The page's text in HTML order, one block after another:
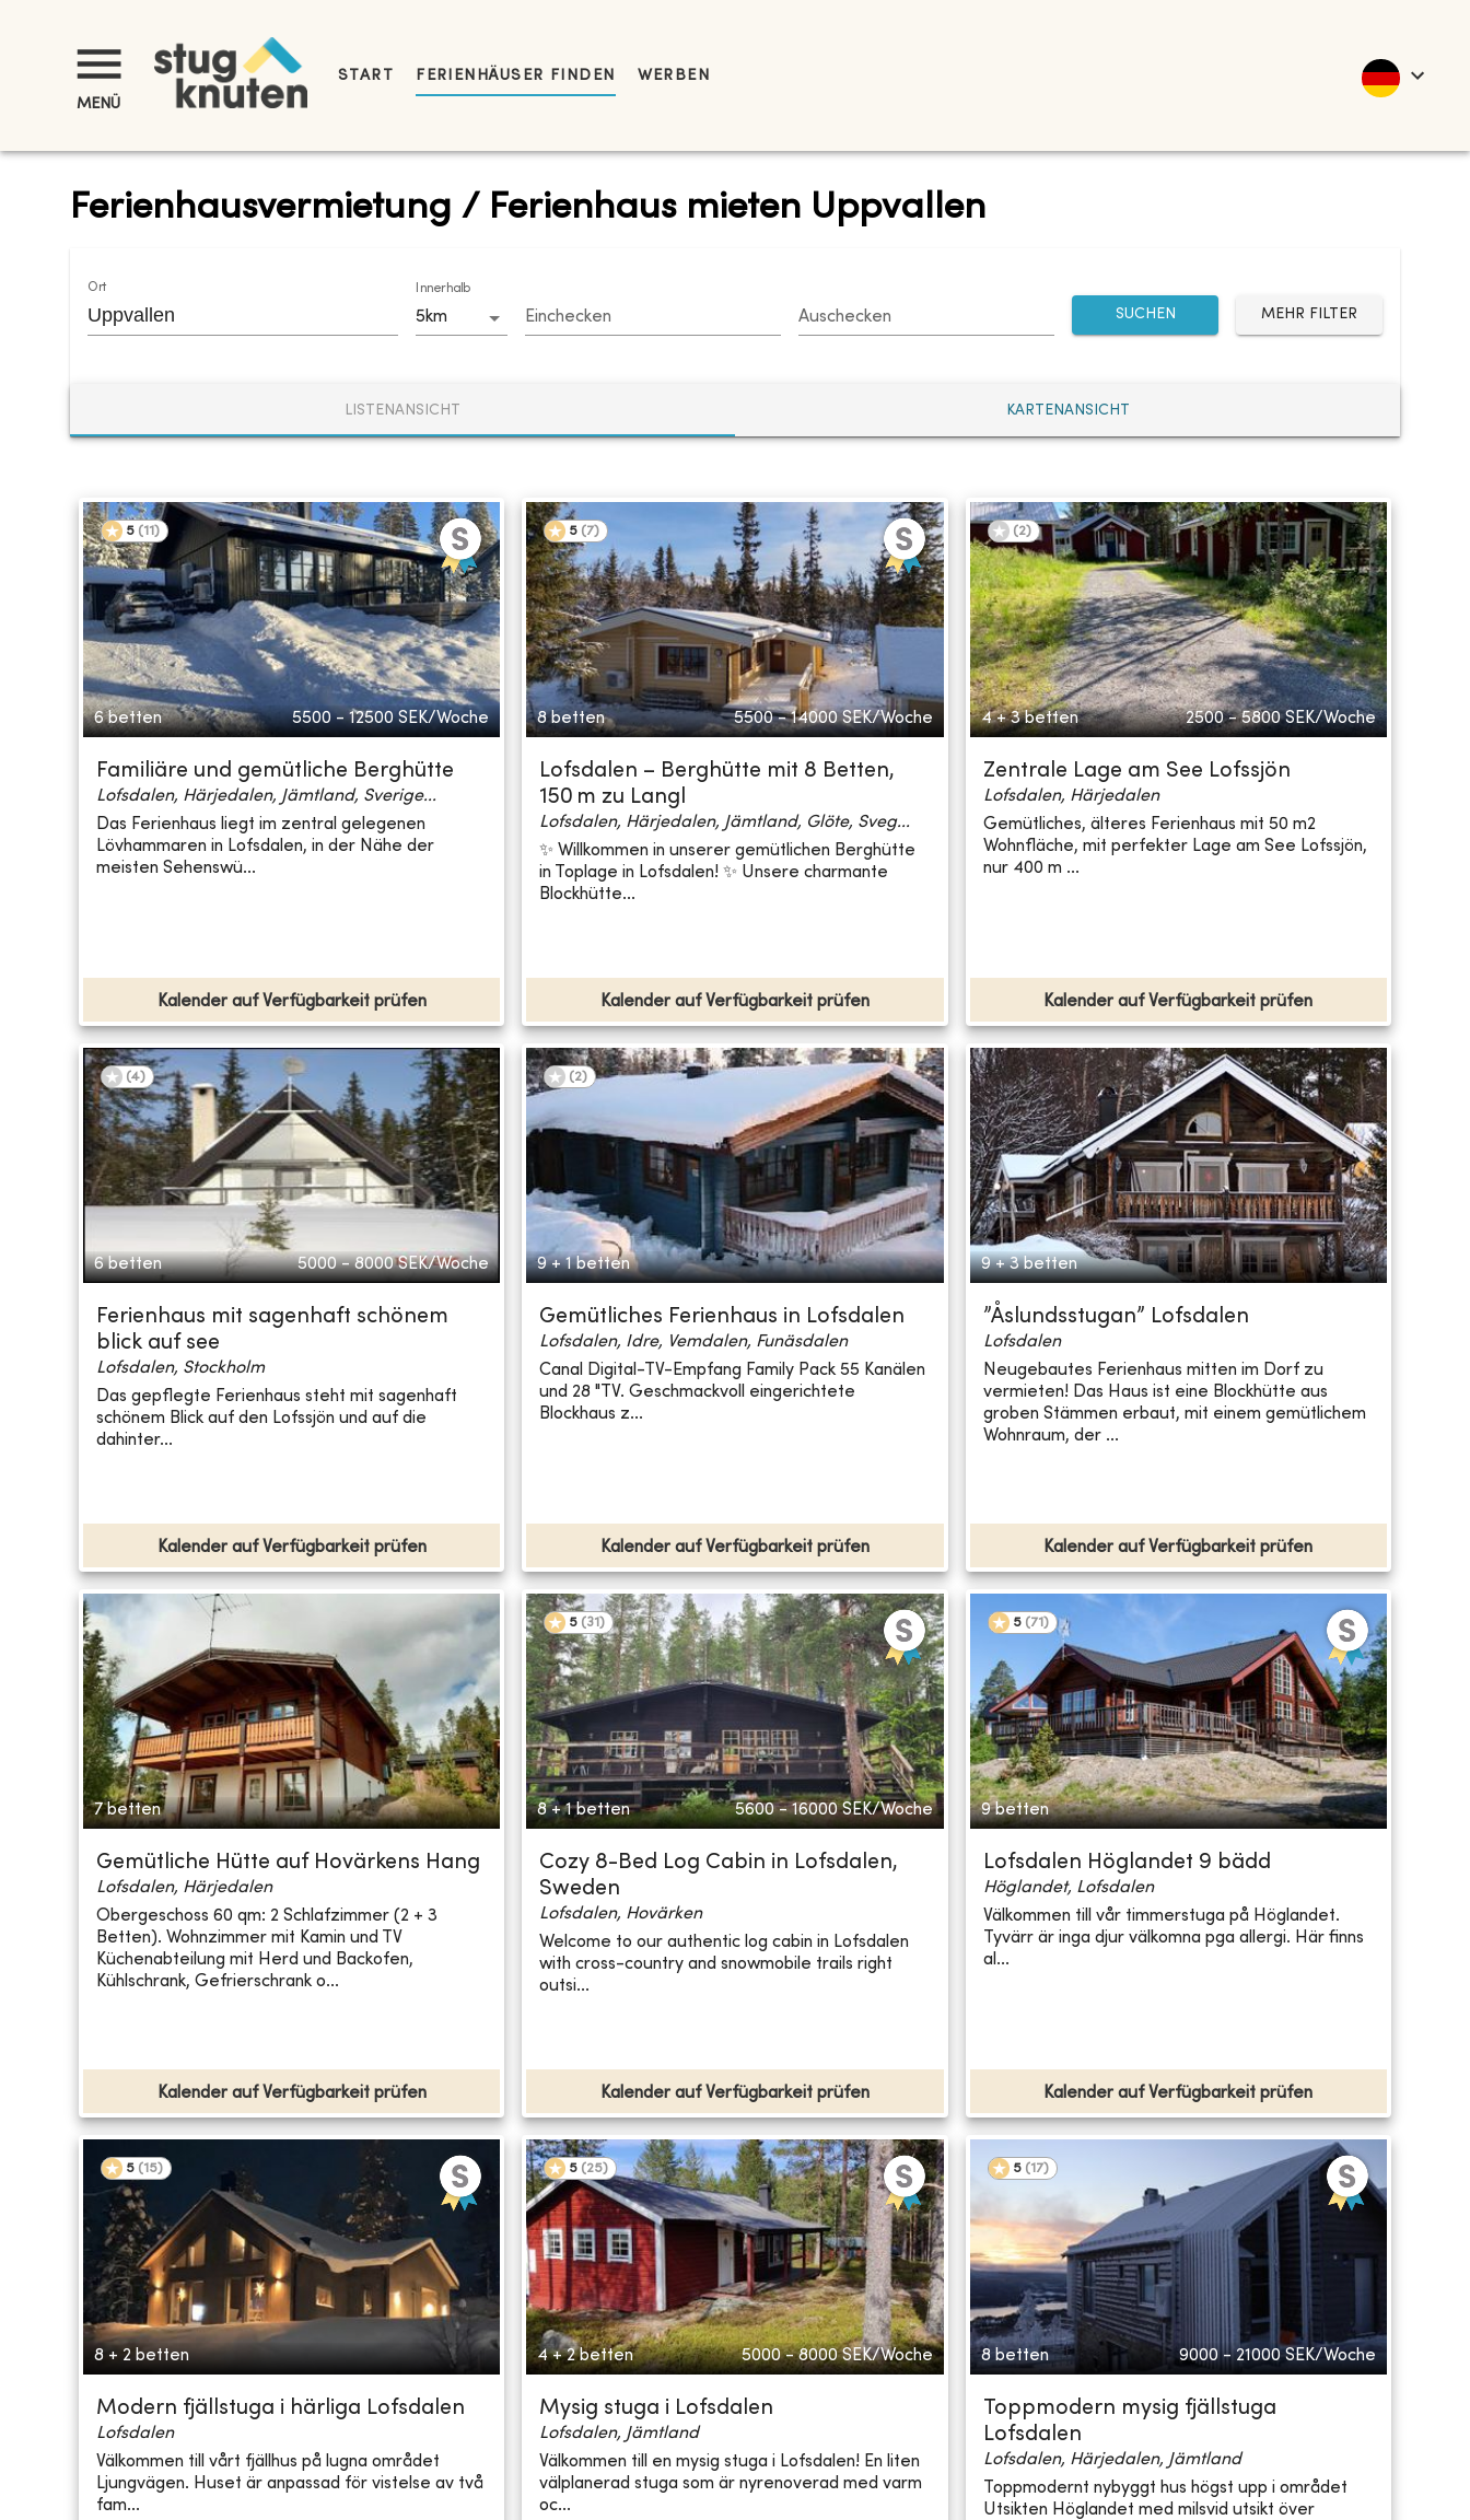
MENÜ
START FERIENHÄUSER FINDEN WERBEN
Ferienhausvermietung / Ferienhaus mieten Uppvallen
Ort Innerhalb
5km Einchecken Auschecken SUCHEN MEHR FILTER
LISTENANSICHT KARTENANSICHT
5 (11 )
6 betten 5500 - 12500 SEK/Woche
Familiäre und gemütliche Berghütte
Lofsdalen, Härjedalen, Jämtland, Sverige...
Das Ferienhaus liegt im zentral gelegenen
Lövhammaren in Lofsdalen, in der Nähe der
meisten Sehenswü...
Kalender auf Verfügbarkeit prüfen
5 (7)
8 betten 5500 - 14000 SEK/Woche
Lofsdalen – Berghütte mit 8 Betten,
150 m zu Langl
Lofsdalen, Härjedalen, Jämtland, Glöte, Sveg...
✨ Willkommen in unserer gemütlichen Berghütte
in Toplage in Lofsdalen! ✨ Unsere charmante
Blockhütte...
Kalender auf Verfügbarkeit prüfen
(2)
4 + 3 betten 2500 - 5800 SEK/Woche
Zentrale Lage am See Lofssjön
Lofsdalen, Härjedalen
Gemütliches, älteres Ferienhaus mit 50 m2
Wohnfläche, mit perfekter Lage am See Lofssjön,
nur 400 m ...
Kalender auf Verfügbarkeit prüfen
(4)
6 betten 5000 - 8000 SEK/Woche
Ferienhaus mit sagenhaft schönem
blick auf see
Lofsdalen, Stockholm
Das gepflegte Ferienhaus steht mit sagenhaft
schönem Blick auf den Lofssjön und auf die
dahinter...
Kalender auf Verfügbarkeit prüfen
(2)
9 + 1 betten
Gemütliches Ferienhaus in Lofsdalen
Lofsdalen, Idre, Vemdalen, Funäsdalen
Canal Digital-TV-Empfang Family Pack 55 Kanälen
und 28 "TV. Geschmackvoll eingerichtete
Blockhaus z...
Kalender auf Verfügbarkeit prüfen
9 + 3 betten
”Åslundsstugan” Lofsdalen
Lofsdalen
Neugebautes Ferienhaus mitten im Dorf zu
vermieten! Das Haus ist eine Blockhütte aus
groben Stämmen erbaut, mit einem gemütlichem
Wohnraum, der ...
Kalender auf Verfügbarkeit prüfen
7 betten
Gemütliche Hütte auf Hovärkens Hang
Lofsdalen, Härjedalen
Obergeschoss 60 qm: 2 Schlafzimmer (2 + 3
Betten). Wohnzimmer mit Kamin und TV
Küchenabteilung mit Herd und Backofen,
Kühlschrank, Gefrierschrank o...
Kalender auf Verfügbarkeit prüfen
5 (31 )
8 + 1 betten 5600 - 16000 SEK/Woche
Cozy 8-Bed Log Cabin in Lofsdalen,
Sweden
Lofsdalen, Hovärken
Welcome to our authentic log cabin in Lofsdalen
with cross-country and snowmobile trails right
outsi...
Kalender auf Verfügbarkeit prüfen
5 (71 )
9 betten
Lofsdalen Höglandet 9 bädd
Höglandet, Lofsdalen
Välkommen till vår timmerstuga på Höglandet.
Tyvärr är inga djur välkomna pga allergi. Här finns
al...
Kalender auf Verfügbarkeit prüfen
5 (15)
8 + 2 betten
Modern fjällstuga i härliga Lofsdalen
Lofsdalen
Välkommen till vårt fjällhus på lugna området
Ljungvägen. Huset är anpassad för vistelse av två
fam...
5 (25)
4 + 2 betten 5000 - 8000 SEK/Woche
Mysig stuga i Lofsdalen
Lofsdalen, Jämtland
Välkommen till en mysig stuga i Lofsdalen! En liten
välplanerad stuga som är nyrenoverad med varm
oc...
5 (17)
8 betten 9000 - 21000 SEK/Woche
Toppmodern mysig fjällstuga
Lofsdalen
Lofsdalen, Härjedalen, Jämtland
Toppmodernt nybyggt hus högst upp i området
Utsikten Höglandet med milsvid utsikt över